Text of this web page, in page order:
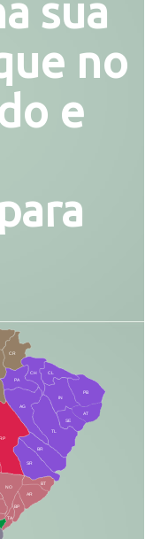
sua
no
e
CR
PA
CH CL
PB
SE
TL
AG
BR
SR
BT
AR
RP
TA
IN
NO
BP
AT